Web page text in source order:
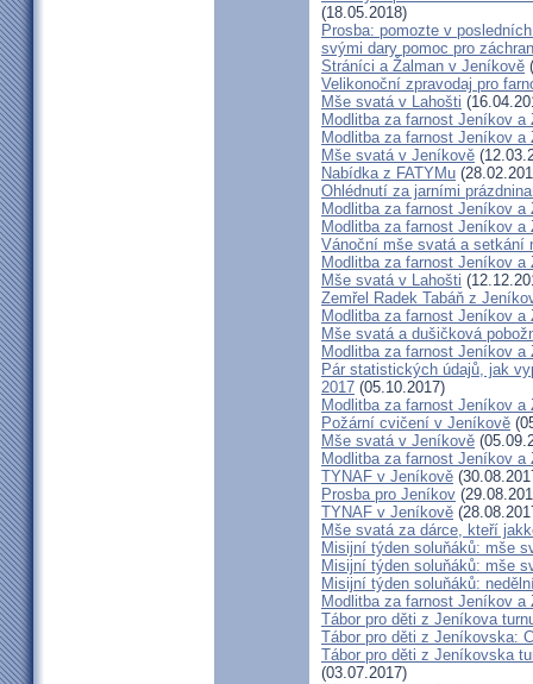
(18.05.2018)
Prosba: pomozte v
svými dary pomoc pro
Stráníci a Žalman v Jeníkově
Velikonoční zpravodaj pro
Mše svatá v Lahošti
Modlitba za farnost Jeníkov a
Modlitba za farnost Jeníkov a
Mše svatá v Jeníkově
Nabídka z FATYMu
Ohlédnutí za jarními
Modlitba za farnost Jeníkov a
Modlitba za farnost Jeníkov a
Vánoční mše svatá a setkání
Modlitba za farnost Jeníkov a
Mše svatá v Lahošti
Zemřel Radek Tabáň z
Modlitba za farnost Jeníkov a
Mše svatá a dušičková
Modlitba za farnost Jeníkov a
Pár statistických údajů, jak
2017 (05.10.2017)
Modlitba za farnost Jeníkov a
Požární cvičení v Jeníkově
Mše svatá v Jeníkově
Modlitba za farnost Jeníkov a
TYNAF v Jeníkově
Prosba pro Jeníkov
TYNAF v Jeníkově
Mše svatá za dárce, kteří
Misijní týden soluňáků: mše
Misijní týden soluňáků: mše
Misijní týden soluňáků:
Modlitba za farnost Jeníkov a
Tábor pro děti z Jeníkova
Tábor pro děti z Jeníkovska:
Tábor pro děti z Jeníkovska
(03.07.2017)